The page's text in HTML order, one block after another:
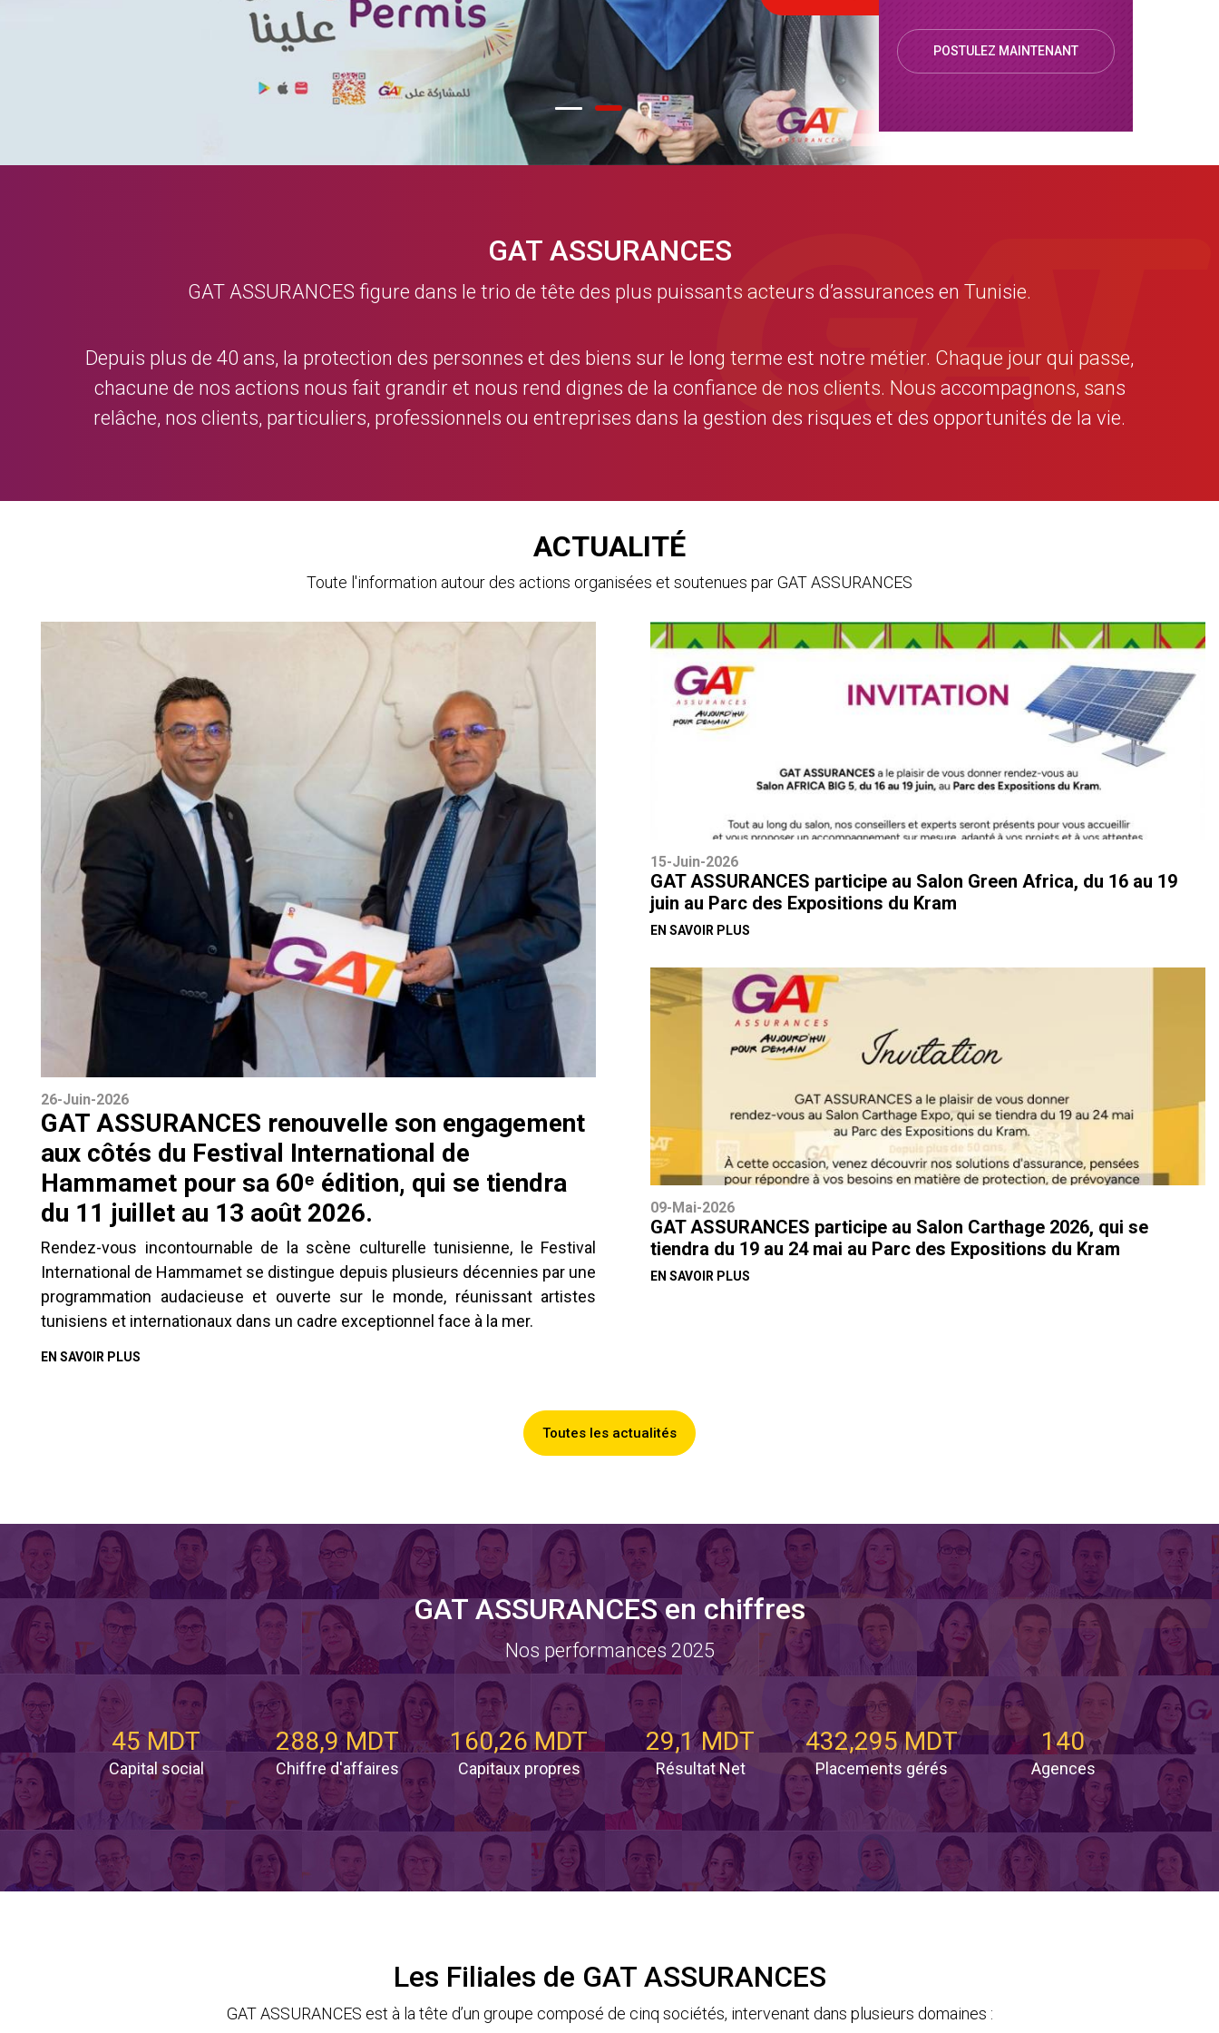
POSTULEZ MAINTENANT
GAT ASSURANCES
GAT ASSURANCES figure dans le trio de tête des plus puissants acteurs d’assurances en Tunisie.
Depuis plus de 40 ans, la protection des personnes et des biens sur le long terme est notre métier. Chaque jour qui passe,
chacune de nos actions nous fait grandir et nous rend dignes de la confiance de nos clients. Nous accompagnons, sans
relâche, nos clients, particuliers, professionnels ou entreprises dans la gestion des risques et des opportunités de la vie.
ACTUALITÉ
Toute l'information autour des actions organisées et soutenues par GAT ASSURANCES
26-Juin-2026
GAT ASSURANCES renouvelle son engagement
aux côtés du Festival International de
Hammamet pour sa 60ᵉ édition, qui se tiendra
du 11 juillet au 13 août 2026.
Rendez-vous incontournable de la scène culturelle tunisienne, le Festival
International de Hammamet se distingue depuis plusieurs décennies par une
programmation audacieuse et ouverte sur le monde, réunissant artistes
tunisiens et internationaux dans un cadre exceptionnel face à la mer.
EN SAVOIR PLUS
15-Juin-2026
GAT ASSURANCES participe au Salon Green Africa, du 16 au 19
juin au Parc des Expositions du Kram
EN SAVOIR PLUS
09-Mai-2026
GAT ASSURANCES participe au Salon Carthage 2026, qui se
tiendra du 19 au 24 mai au Parc des Expositions du Kram
EN SAVOIR PLUS
Toutes les actualités
GAT ASSURANCES en chiffres
Nos performances 2025
45 MDT
Capital social
288,9 MDT
Chiffre d'affaires
160,26 MDT
Capitaux propres
29,1 MDT
Résultat Net
432,295 MDT
Placements gérés
140
Agences
Les Filiales de GAT ASSURANCES
GAT ASSURANCES est à la tête d’un groupe composé de cinq sociétés, intervenant dans plusieurs domaines :